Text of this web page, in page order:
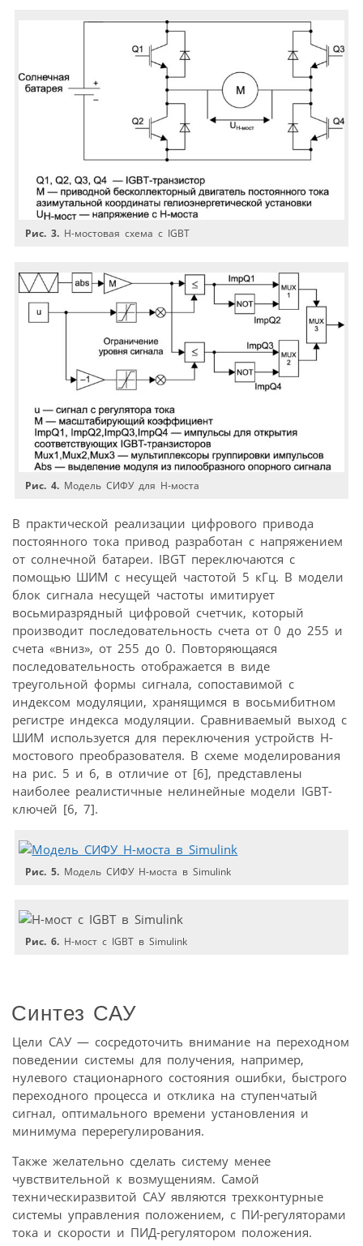
Рис. 3. H-мостовая схема с IGBT
Рис. 4. Модель СИФУ для H-моста
В практической реализации цифрового привода
постоянного тока привод разработан с напряжением
от солнечной батареи. IBGT переключаются с
помощью ШИМ с несущей частотой 5 кГц. В модели
блок сигнала несущей частоты имитирует
восьмиразрядный цифровой счетчик, который
производит последовательность счета от 0 до 255 и
счета «вниз», от 255 до 0. Повторяющаяся
последовательность отображается в виде
треугольной формы сигнала, сопоставимой с
индексом модуляции, хранящимся в восьми­битном
регистре индекса модуляции. Сравниваемый выход с
ШИМ используется для переключения устройств H-
мостового преобразователя. В схеме моделирования
на рис. 5 и 6, в отличие от [6], представлены
наиболее реалистичные нелинейные модели IGBT-
ключей [6, 7].
Рис. 5. Модель СИФУ H-моста в Simulink
Рис. 6. H-мост с IGBT в Simulink
Синтез САУ
Цели САУ — сосредоточить внимание на переходном
поведении системы для получения, например,
нулевого стационарного состояния ошибки, быстрого
переходного процесса и отклика на ступенчатый
сигнал, оптимального времени установления и
минимума перерегулирования.
Также желательно сделать систему менее
чувствительной к возмущениям. Самой
техническиразвитой САУ являются трехконтурные
системы управления положением, с ПИ-регуляторами
тока и скорости и ПИД-регулятором положения.